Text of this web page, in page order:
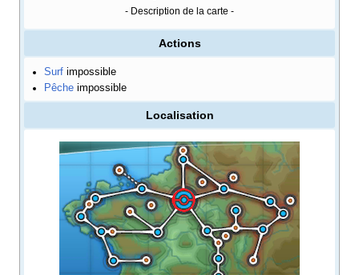
- Description de la carte -
Actions
Surf impossible
Pêche impossible
Localisation